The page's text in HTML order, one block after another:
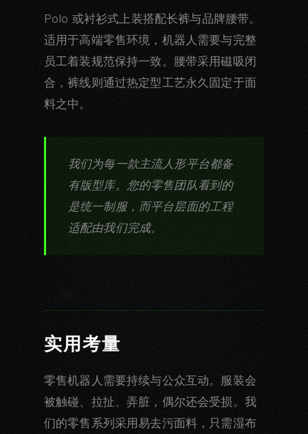
Polo 或衬衫式上装搭配长裤与品牌腰带。
适用于高端零售环境，机器人需要与完整
员工着装规范保持一致。腰带采用磁吸闭
合，裤线则通过热定型工艺永久固定于面
料之中。
我们为每一款主流人形平台都备
有版型库。您的零售团队看到的
是统一制服，而平台层面的工程
适配由我们完成。
实用考量
零售机器人需要持续与公众互动。服装会
被触碰、拉扯、弄脏，偶尔还会受损。我
们的零售系列采用易去污面料，只需湿布